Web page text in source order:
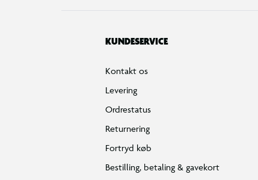
KUNDESERVICE
Kontakt os
Levering
Ordrestatus
Returnering
Fortryd køb
Bestilling, betaling & gavekort